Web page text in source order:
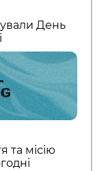
День
та місію